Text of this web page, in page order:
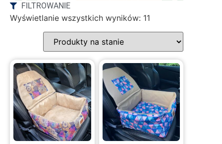
FILTROWANIE
Wyświetlanie wszystkich wyników: 11